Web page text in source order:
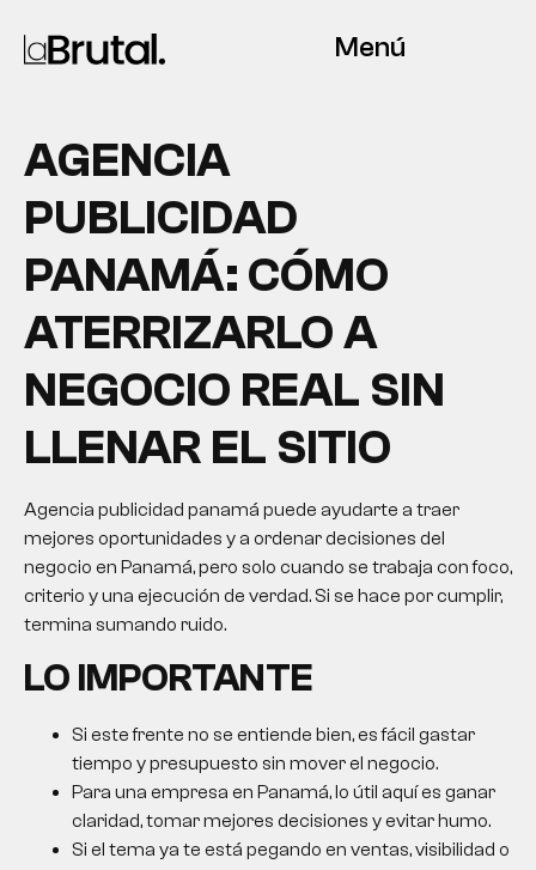
Menú
AGENCIA
PUBLICIDAD
PANAMÁ: CÓMO
ATERRIZARLO A
NEGOCIO REAL SIN
LLENAR EL SITIO
Agencia publicidad panamá puede ayudarte a traer
mejores oportunidades y a ordenar decisiones del
negocio en Panamá, pero solo cuando se trabaja con foco,
criterio y una ejecución de verdad. Si se hace por cumplir,
termina sumando ruido.
LO IMPORTANTE
Si este frente no se entiende bien, es fácil gastar
tiempo y presupuesto sin mover el negocio.
Para una empresa en Panamá, lo útil aquí es ganar
claridad, tomar mejores decisiones y evitar humo.
Si el tema ya te está pegando en ventas, visibilidad o